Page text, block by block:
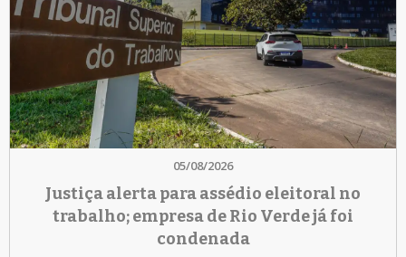
05/08/2026
Justiça alerta para assédio eleitoral no
trabalho; empresa de Rio Verde já foi
condenada